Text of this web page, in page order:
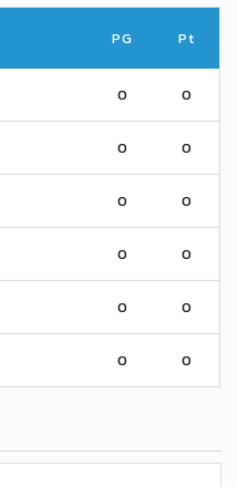
PG Pt
0 0
0 0
0 0
0 0
0 0
0 0